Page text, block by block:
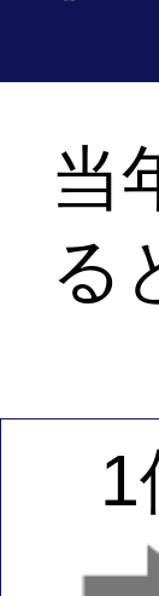
当
る
1